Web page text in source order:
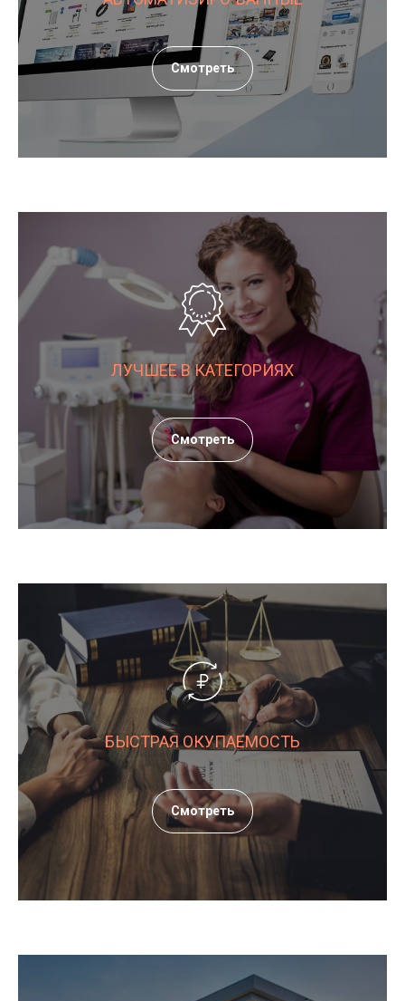
Смотреть
ЛУЧШЕЕ В КАТЕГОРИЯХ
Смотреть
БЫСТРАЯ ОКУПАЕМОСТЬ
Смотреть